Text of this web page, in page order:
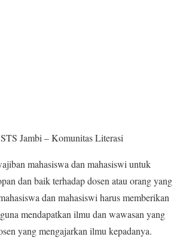
Jambi – Komunitas Literasi
mahasiswa dan mahasiswi untuk
dan baik terhadap dosen atau orang yang
dan mahasiswi harus memberikan
mendapatkan ilmu dan wawasan yang
yang mengajarkan ilmu kepadanya.